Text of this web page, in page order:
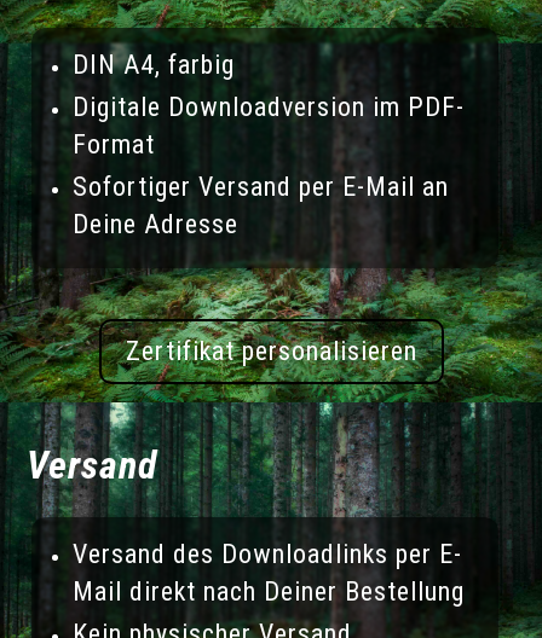
DIN A4, farbig
Digitale Downloadversion im PDF-
Format
Sofortiger Versand per E-Mail an
Deine Adresse
Zertifikat personalisieren
Versand
Versand des Downloadlinks per E-
Mail direkt nach Deiner Bestellung